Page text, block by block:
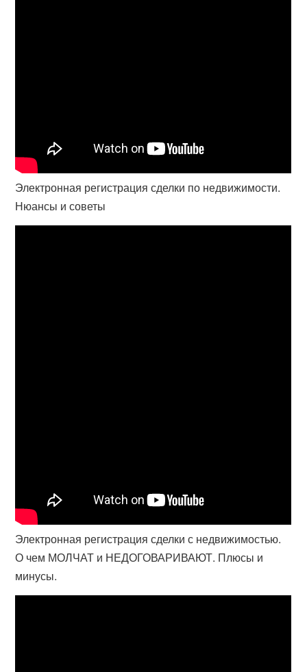
Электронная регистрация сделки по недвижимости.
Нюансы и советы
Электронная регистрация сделки с недвижимостью.
О чем МОЛЧАТ и НЕДОГОВАРИВАЮТ. Плюсы и
минусы.